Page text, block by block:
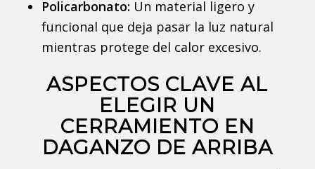
Policarbonato: Un material ligero y
funcional que deja pasar la luz natural
mientras protege del calor excesivo.
ASPECTOS CLAVE AL
ELEGIR UN
CERRAMIENTO EN
DAGANZO DE ARRIBA